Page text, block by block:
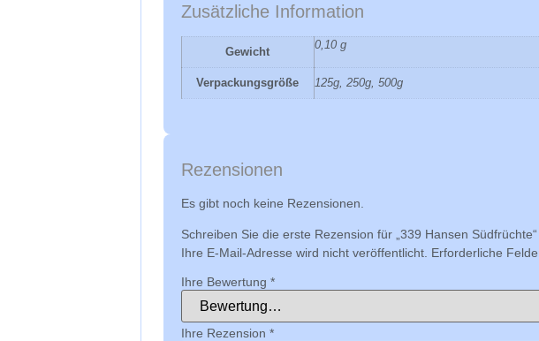
Zusätzliche Information
Gewicht
0,10 g
Verpackungsgröße 125g, 250g, 500g
Rezensionen
Es gibt noch keine Rezensionen.
Schreiben Sie die erste Rezension für „339 Hansen Südfrüchte“
Ihre E-Mail-Adresse wird nicht veröffentlicht. Erforderliche
Ihre Bewertung *
Ihre Rezension *